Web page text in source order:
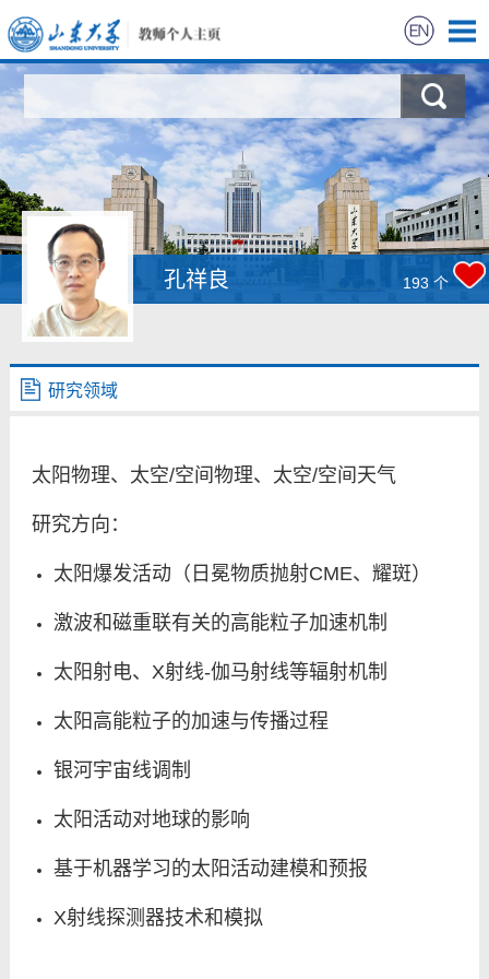
所获荣誉
教学教研
科学研究
人才培养
学术邀请报告
孔祥良 193 个
研究领域
太阳物理、太空/空间物理、太空/空间天气
研究方向：
太阳爆发活动（日冕物质抛射CME、耀斑）
激波和磁重联有关的高能粒子加速机制
太阳射电、X射线-伽马射线等辐射机制
太阳高能粒子的加速与传播过程
银河宇宙线调制
太阳活动对地球的影响
基于机器学习的太阳活动建模和预报
X射线探测器技术和模拟